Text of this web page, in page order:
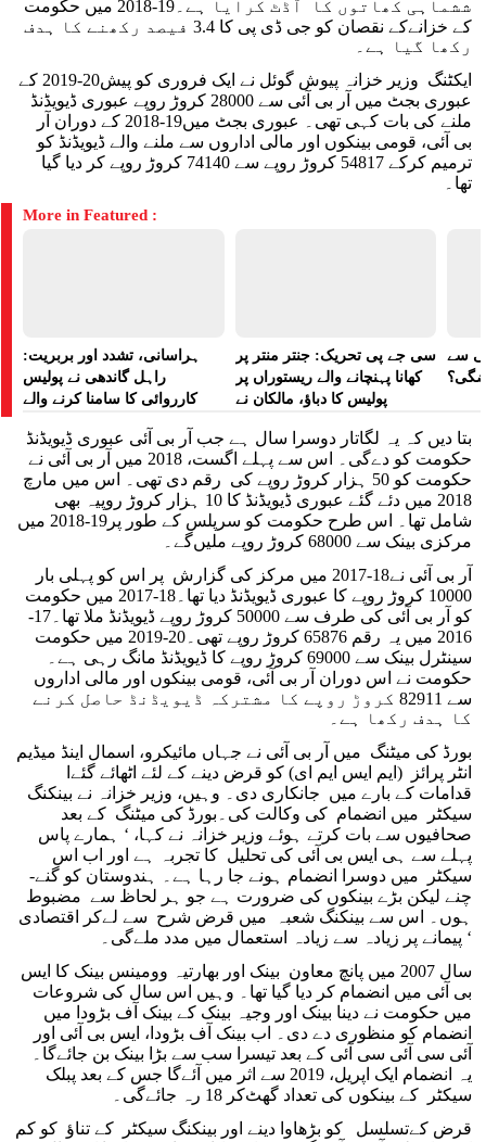
ششماہی کھاتوں کا آڈٹ کرایا ہے۔19-2018 میں حکومت
کے خزانےکے نقصان کو جی ڈی پی کا 3.4 فیصد رکھنے کا ہدف
رکھا گیا ہے۔
ایکٹنگ وزیر خزانہ پیوش گوئل نے ایک فروری کو پیش20-2019 کے
عبوری بجٹ میں آر بی آئی سے 28000 کروڑ روپے عبوری ڈیویڈنڈ
ملنے کی بات کہی تھی۔ عبوری بجٹ میں19-2018 کے دوران آر
بی آئی، قومی بینکوں اور مالی اداروں سے ملنے والے ڈیویڈنڈ کو
ترمیم کرکے 54817 کروڑ روپے سے 74140 کروڑ روپے کر دیا گیا
تھا۔
More in Featured :
ہراسانی، تشدد اور بربریت:
راہل گاندھی نے پولیس
کارروائی کا سامنا کرنے والے
سی جے پی تحریک: جنتر منتر پر
کھانا پہنچانے والے ریستوراں پر
پولیس کا دباؤ، مالکان نے
سے
بتا دیں کہ یہ لگاتار دوسرا سال ہے جب آر بی آئی عبوری ڈیویڈنڈ
حکومت کو دے‌گی۔ اس سے پہلے اگست، 2018 میں آر بی آئی نے
حکومت کو 50 ہزار کروڑ روپے کی رقم دی تھی۔ اس میں مارچ
2018 میں دئے گئے عبوری ڈیویڈنڈ کا 10 ہزار کروڑ روپیہ بھی
شامل تھا۔ اس طرح حکومت کو سرپلس کے طور پر19-2018 میں
مرکزی بینک سے 68000 کروڑ روپے ملیں‌گے۔
آر بی آئی نے18-2017 میں مرکز کی گزارش پر اس کو پہلی بار
10000 کروڑ روپے کا عبوری ڈیویڈنڈ دیا تھا۔18-2017 میں حکومت
کو آر بی آئی کی طرف سے 50000 کروڑ روپے ڈیویڈنڈ ملا تھا۔17-
2016 میں یہ رقم 65876 کروڑ روپے تھی۔20-2019 میں حکومت
سینٹرل بینک سے 69000 کروڑ روپے کا ڈیویڈنڈ مانگ رہی ہے۔
حکومت نے اس دوران آر بی آئی، قومی بینکوں اور مالی اداروں
سے 82911 کروڑ روپے کا مشترکہ ڈیویڈنڈ حاصل کرنے
کا ہدف رکھا ہے۔
بورڈ کی میٹنگ میں آر بی آئی نے جہاں مائیکرو، اسمال اینڈ میڈیم
انٹر پرائز (ایم ایس ایم ای) کو قرض دینے کے لئے اٹھائے گئےا
قدامات کے بارے میں جانکاری دی۔ وہیں، وزیر خزانہ نے بینکنگ
سیکٹر میں انضمام کی وکالت کی۔بورڈ کی میٹنگ کے بعد
صحافیوں سے بات کرتے ہوئے وزیر خزانہ نے کہا، ‘ ہمارے پاس
پہلے سے ہی ایس بی آئی کی تحلیل کا تجربہ ہے اور اب اس
سیکٹر میں دوسرا انضمام ہونے جا رہا ہے۔ ہندوستان کو گنے-
چنے لیکن بڑے بینکوں کی ضرورت ہے جو ہر لحاظ سے مضبوط
ہوں۔ اس سے بینکنگ شعبہ میں قرض شرح سے لےکر اقتصادی
پیمانے پر زیادہ سے زیادہ استعمال میں مدد ملے‌گی۔ ‘
سال 2007 میں پانچ معاون بینک اور بھارتیہ وومینس بینک کا ایس
بی آئی میں انضمام کر دیا گیا تھا۔ وہیں اس سال کی شروعات
میں حکومت نے دینا بینک اور وجیہ بینک کے بینک آف بڑودا میں
انضمام کو منظوری دے دی۔ اب بینک آف بڑودا، ایس بی آئی اور
آئی سی آئی سی آئی کے بعد تیسرا سب سے بڑا بینک بن جائے‌گا۔
یہ انضمام ایک اپریل، 2019 سے اثر میں آئے‌گا جس کے بعد پبلک
سیکٹر کے بینکوں کی تعداد گھٹ‌کر 18 رہ جائے‌گی۔
قرض کےتسلسل کو بڑھاوا دینے اور بینکنگ سیکٹر کے تناؤ کو کم